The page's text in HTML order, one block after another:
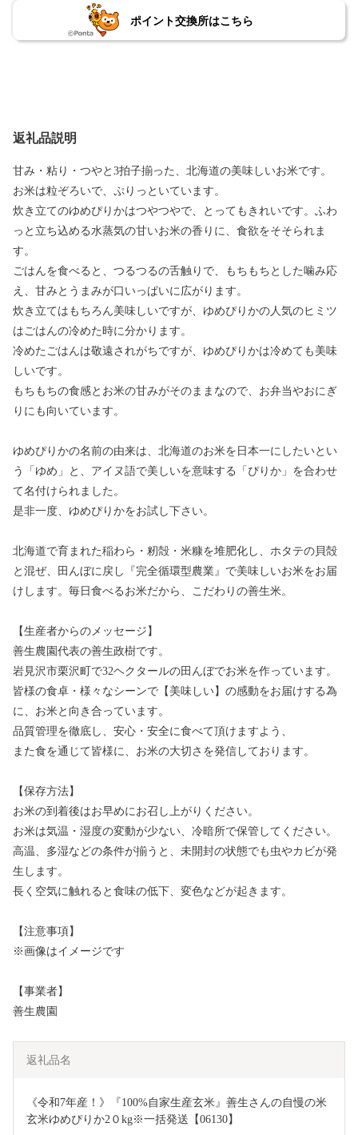
ポイント交換所はこちら
返礼品説明
甘み・粘り・つやと3拍子揃った、北海道の美味しいお米です。
お米は粒ぞろいで、ぷりっといています。
炊き立てのゆめぴりかはつやつやで、とってもきれいです。ふわ
っと立ち込める水蒸気の甘いお米の香りに、食欲をそそられま
す。
ごはんを食べると、つるつるの舌触りで、もちもちとした噛み応
え、甘みとうまみが口いっぱいに広がります。
炊き立てはもちろん美味しいですが、ゆめぴりかの人気のヒミツ
はごはんの冷めた時に分かります。
冷めたごはんは敬遠されがちですが、ゆめぴりかは冷めても美味
しいです。
もちもちの食感とお米の甘みがそのままなので、お弁当やおにぎ
りにも向いています。
ゆめぴりかの名前の由来は、北海道のお米を日本一にしたいとい
う「ゆめ」と、アイヌ語で美しいを意味する「ぴりか」を合わせ
て名付けられました。
是非一度、ゆめぴりかをお試し下さい。
北海道で育まれた稲わら・籾殻・米糠を堆肥化し、ホタテの貝殻
と混ぜ、田んぼに戻し『完全循環型農業』で美味しいお米をお届
けします。毎日食べるお米だから、こだわりの善生米。
【生産者からのメッセージ】
善生農園代表の善生政樹です。
岩見沢市栗沢町で32ヘクタールの田んぼでお米を作っています。
皆様の食卓・様々なシーンで【美味しい】の感動をお届けする為
に、お米と向き合っています。
品質管理を徹底し、安心・安全に食べて頂けますよう、
また食を通じて皆様に、お米の大切さを発信しております。
【保存方法】
お米の到着後はお早めにお召し上がりください。
お米は気温・湿度の変動が少ない、冷暗所で保管してください。
高温、多湿などの条件が揃うと、未開封の状態でも虫やカビが発
生します。
長く空気に触れると食味の低下、変色などが起きます。
【注意事項】
※画像はイメージです
【事業者】
善生農園
返礼品名
《令和7年産！》『100%自家生産玄米』善生さんの自慢の米
玄米ゆめぴりか2０kg※一括発送【06130】